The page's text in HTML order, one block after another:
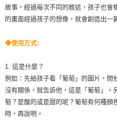
故事，經過每次不同的敘述，孩子也會
的畫面經過孩子的想像，就會創造出一
◆使用方式:
1. 這是什麼？
例如：先給孩子看「葡萄」的圖片，問
沒有關係，就告訴他，這是「葡萄」。
萄？是酸的或是甜的呢？葡萄有何種顏
時，再說明。